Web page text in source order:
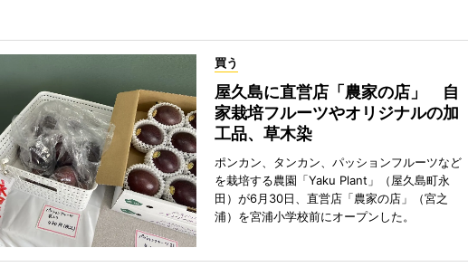
買う
屋久島に直営店「農家の店」 自
家栽培フルーツやオリジナルの加
工品、草木染
ポンカン、タンカン、パッションフルーツなど
を栽培する農園「Yaku Plant」（屋久島町永
田）が6月30日、直営店「農家の店」（宮之
浦）を宮浦小学校前にオープンした。